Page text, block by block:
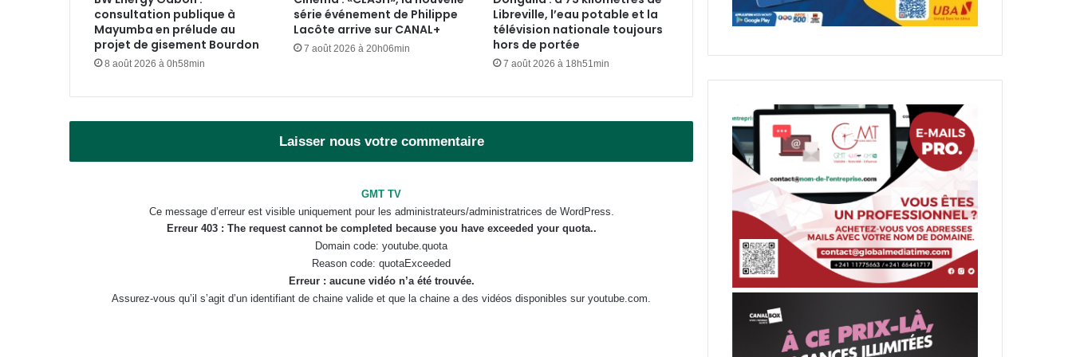
Gabon : le gouvernement mobilisé
pour la concrétisation du
mégaprojet de Fer de Baniaka
Gabon-Côte d’Ivoire : Oligui
homologue Alassane Dramane
Ouattara
consultation publique à
Mayumba en prélude au
projet de gisement Bourdon
8 août 2026 à 0h58min
série événement de Philippe
Lacôte arrive sur CANAL+
7 août 2026 à 20h06min
Libreville, l’eau potable et la
télévision nationale toujours
hors de portée
7 août 2026 à 18h51min
Laisser nous votre commentaire
GMT TV
Ce message d’erreur est visible uniquement pour les administrateurs/administratrices de WordPress.
Erreur 403 : The request cannot be completed because you have exceeded your quota..
Domain code: youtube.quota
Reason code: quotaExceeded
Erreur : aucune vidéo n’a été trouvée.
Assurez-vous qu’il s’agit d’un identifiant de chaine valide et que la chaine a des vidéos disponibles sur youtube.com.